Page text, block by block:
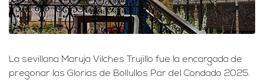
La sevillana Maruja Vilches Trujillo fue la encargada de
pregonar las Glorias de Bollullos Par del Condado 2025.